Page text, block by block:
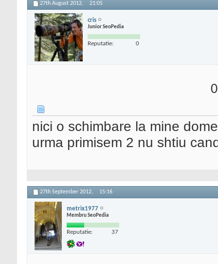
27th August 2012, 21:05
cris
Junior SeoPedia
Reputatie: 0
nici o schimbare la mine
urma primisem 2 nu shtiu
27th September 2012, 15:16
metrix1977
Membru SeoPedia
Reputatie: 37